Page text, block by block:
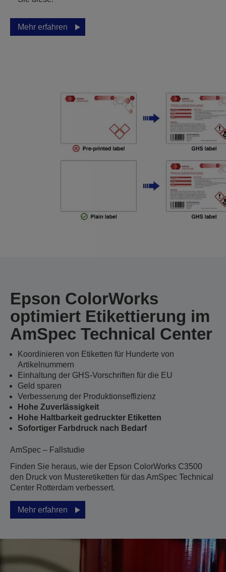
Mehr erfahren
Epson ColorWorks
optimiert Etikettierung im
AmSpec Technical Center
Koordinieren von Etiketten für Hunderte von
Artikelnummern
Einhaltung der GHS-Vorschriften für die EU
Geld sparen
Verbesserung der Produktionseffizienz
Hohe Zuverlässigkeit
Hohe Haltbarkeit gedruckter Etiketten
Sofortiger Farbdruck nach Bedarf
AmSpec – Fallstudie
Finden Sie heraus, wie der Epson ColorWorks C3500
den Druck von Musteretiketten für das AmSpec Technical
Center Rotterdam verbessert.
Mehr erfahren